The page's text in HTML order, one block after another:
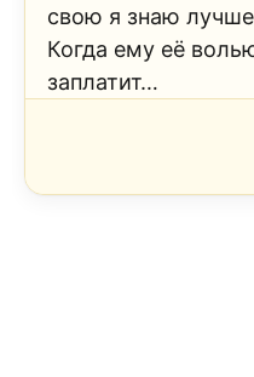
свою я знаю
Когда ему её
заплатит…